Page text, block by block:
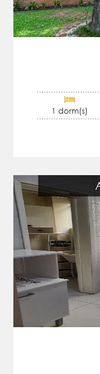
1 dorm(s)